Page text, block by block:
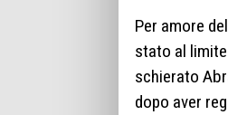
Per amore
stato al
schierato
dopo aver